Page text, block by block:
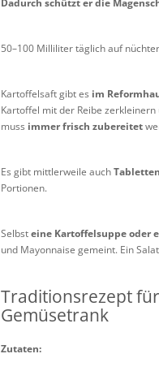
Dadurch schützt er die
50–100 Milliliter täglich auf
Kartoffelsaft gibt es im
Kartoffel mit der Reibe
muss immer frisch zubereitet
Es gibt mittlerweile auch
Portionen.
Selbsteine Kartoffelsuppe oder
und Mayonnaise gemeint. Ein
Traditionsrezept
Gemüsetrank
Zutaten: